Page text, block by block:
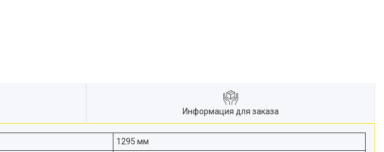
Информация для заказа
1295 мм